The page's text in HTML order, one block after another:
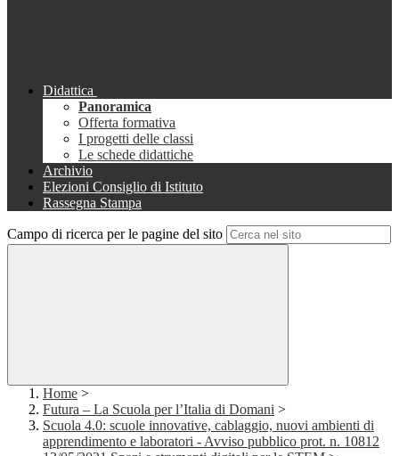
Didattica
Panoramica
Offerta formativa
I progetti delle classi
Le schede didattiche
Archivio
Elezioni Consiglio di Istituto
Rassegna Stampa
Campo di ricerca per le pagine del sito
Home >
Futura – La Scuola per l’Italia di Domani >
Scuola 4.0: scuole innovative, cablaggio, nuovi ambienti di
apprendimento e laboratori - Avviso pubblico prot. n. 10812